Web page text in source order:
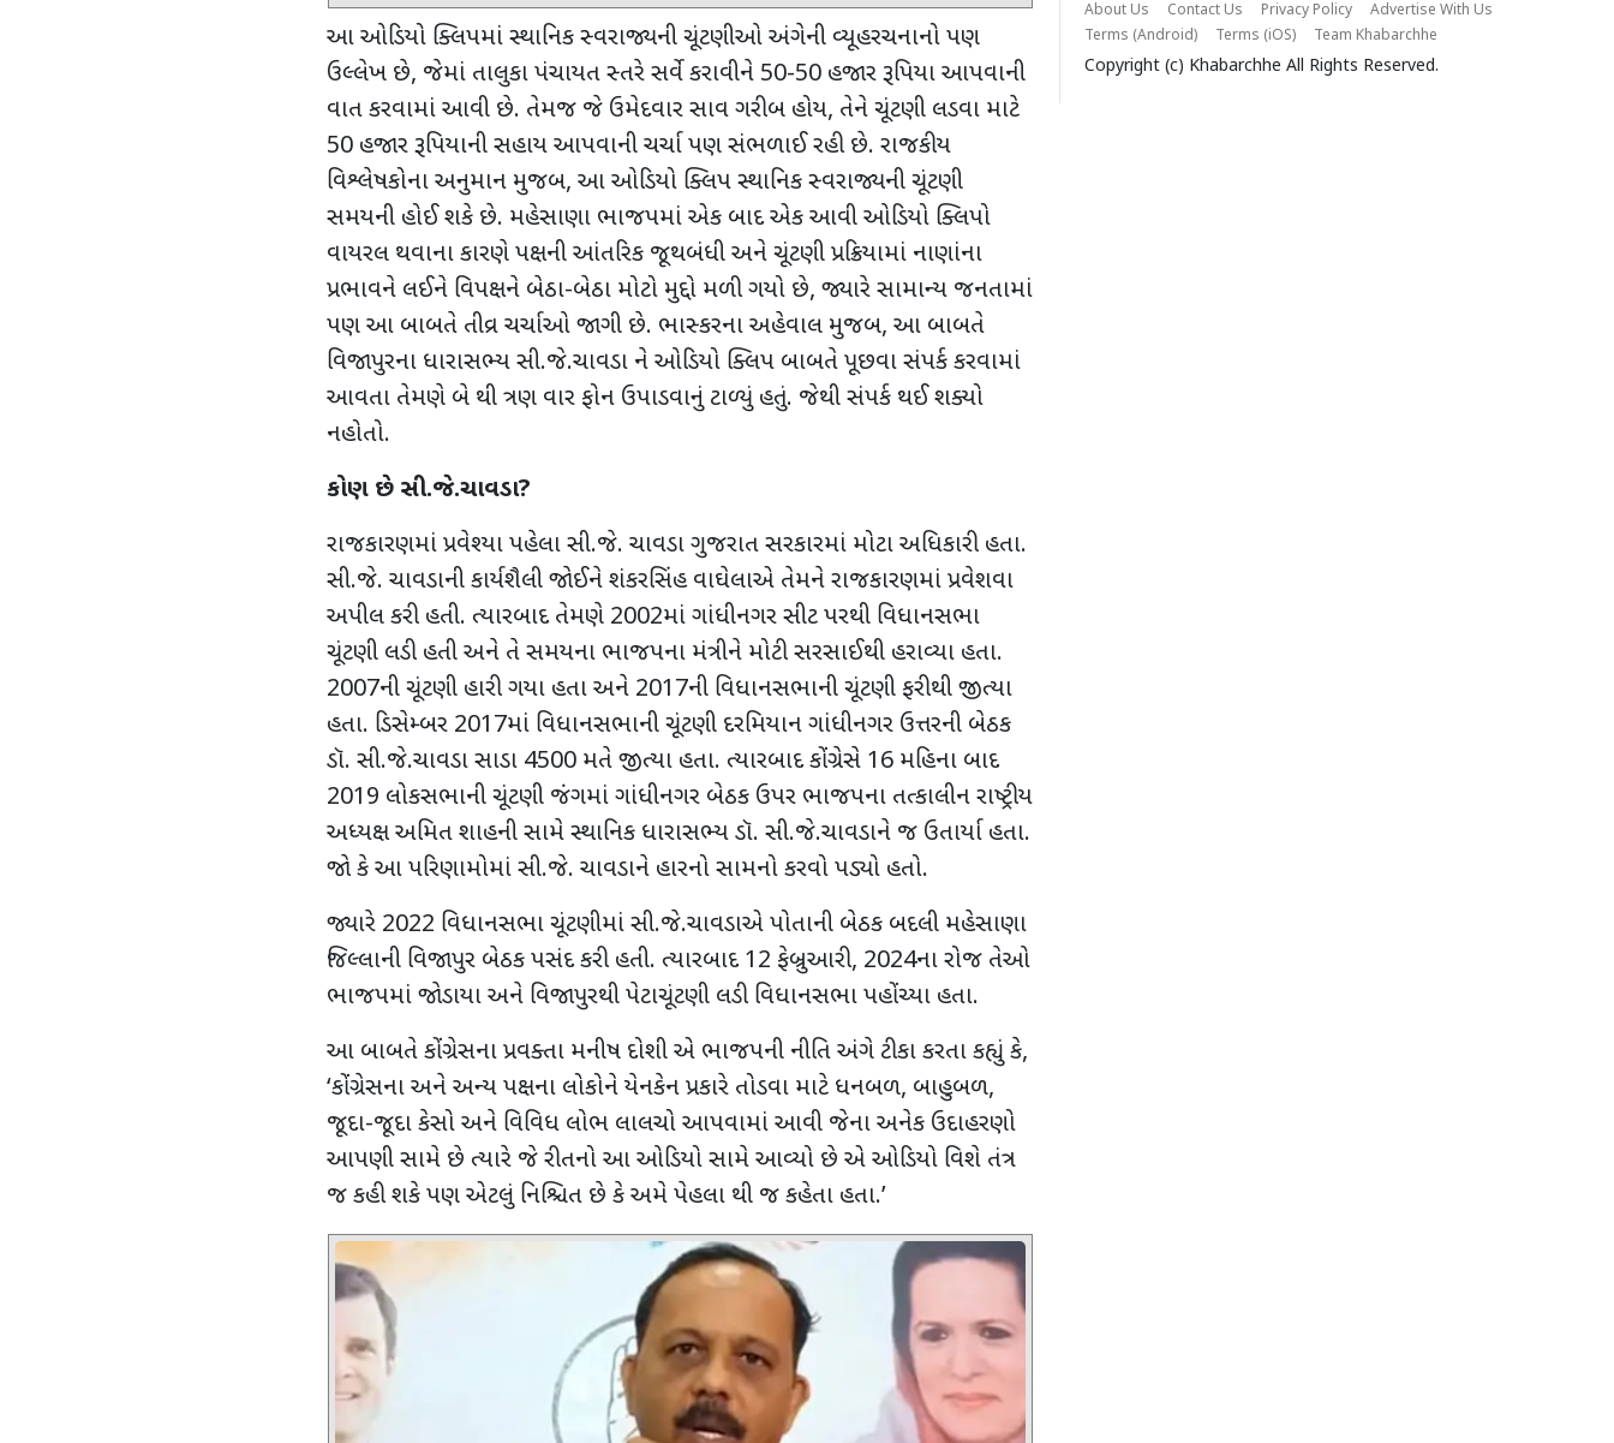
આ ઓડિયો ક્લિપમાં સ્થાનિક સ્વરાજ્યની ચૂંટણીઓ અંગેની વ્યૂહરચનાનો પણ
ઉલ્લેખ છે, જેમાં તાલુકા પંચાયત સ્તરે સર્વે કરાવીને 50-50 હજાર રૂપિયા આપવાની
વાત કરવામાં આવી છે. તેમજ જે ઉમેદવાર સાવ ગરીબ હોય, તેને ચૂંટણી લડવા માટે
50 હજાર રૂપિયાની સહાય આપવાની ચર્ચા પણ સંભળાઈ રહી છે. રાજકીય
વિશ્લેષકોના અનુમાન મુજબ, આ ઓડિયો ક્લિપ સ્થાનિક સ્વરાજ્યની ચૂંટણી
સમયની હોઈ શકે છે. મહેસાણા ભાજપમાં એક બાદ એક આવી ઓડિયો ક્લિપો
વાયરલ થવાના કારણે પક્ષની આંતરિક જૂથબંધી અને ચૂંટણી પ્રક્રિયામાં નાણાંના
પ્રભાવને લઈને વિપક્ષને બેઠા-બેઠા મોટો મુદ્દો મળી ગયો છે, જ્યારે સામાન્ય જનતામાં
પણ આ બાબતે તીવ્ર ચર્ચાઓ જાગી છે. ભાસ્કરના અહેવાલ મુજબ, આ બાબતે
વિજાપુરના ધારાસભ્ય સી.જે.ચાવડા ને ઓડિયો ક્લિપ બાબતે પૂછવા સંપર્ક કરવામાં
આવતા તેમણે બે થી ત્રણ વાર ફોન ઉપાડવાનું ટાળ્યું હતું. જેથી સંપર્ક થઈ શક્યો
નહોતો.
કોણ છે સી.જે.ચાવડા?
રાજકારણમાં પ્રવેશ્યા પહેલા સી.જે. ચાવડા ગુજરાત સરકારમાં મોટા અધિકારી હતા.
સી.જે. ચાવડાની કાર્યશૈલી જોઈને શંકરસિંહ વાઘેલાએ તેમને રાજકારણમાં પ્રવેશવા
અપીલ કરી હતી. ત્યારબાદ તેમણે 2002માં ગાંધીનગર સીટ પરથી વિધાનસભા
ચૂંટણી લડી હતી અને તે સમયના ભાજપના મંત્રીને મોટી સરસાઈથી હરાવ્યા હતા.
2007ની ચૂંટણી હારી ગયા હતા અને 2017ની વિધાનસભાની ચૂંટણી ફરીથી જીત્યા
હતા. ડિસેમ્બર 2017માં વિધાનસભાની ચૂંટણી દરમિયાન ગાંધીનગર ઉત્તરની બેઠક
ડૉ. સી.જે.ચાવડા સાડા 4500 મતે જીત્યા હતા. ત્યારબાદ કોંગ્રેસે 16 મહિના બાદ
2019 લોકસભાની ચૂંટણી જંગમાં ગાંધીનગર બેઠક ઉપર ભાજપના તત્કાલીન રાષ્ટ્રીય
અધ્યક્ષ અમિત શાહની સામે સ્થાનિક ધારાસભ્ય ડૉ. સી.જે.ચાવડાને જ ઉતાર્યા હતા.
જો કે આ પરિણામોમાં સી.જે. ચાવડાને હારનો સામનો કરવો પડ્યો હતો.
જ્યારે 2022 વિધાનસભા ચૂંટણીમાં સી.જે.ચાવડાએ પોતાની બેઠક બદલી મહેસાણા
જિલ્લાની વિજાપુર બેઠક પસંદ કરી હતી. ત્યારબાદ 12 ફેબ્રુઆરી, 2024ના રોજ તેઓ
ભાજપમાં જોડાયા અને વિજાપુરથી પેટાચૂંટણી લડી વિધાનસભા પહોંચ્યા હતા.
આ બાબતે કોંગ્રેસના પ્રવક્તા મનીષ દોશી એ ભાજપની નીતિ અંગે ટીકા કરતા કહ્યું કે,
‘કોંગ્રેસના અને અન્ય પક્ષના લોકોને યેનકેન પ્રકારે તોડવા માટે ધનબળ, બાહુબળ,
જૂદા-જૂદા કેસો અને વિવિધ લોભ લાલચો આપવામાં આવી જેના અનેક ઉદાહરણો
આપણી સામે છે ત્યારે જે રીતનો આ ઓડિયો સામે આવ્યો છે એ ઓડિયો વિશે તંત્ર
જ કહી શકે પણ એટલું નિશ્ચિત છે કે અમે પેહલા થી જ કહેતા હતા.’
About Us Contact Us Privacy Policy
Advertise With Us
Terms (Android)
Terms (iOS) Team Khabarchhe
Copyright (c) Khabarchhe All Rights Reserved.